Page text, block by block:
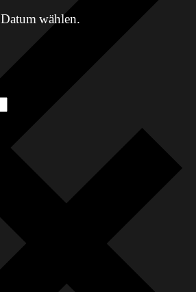
Datum wählen.